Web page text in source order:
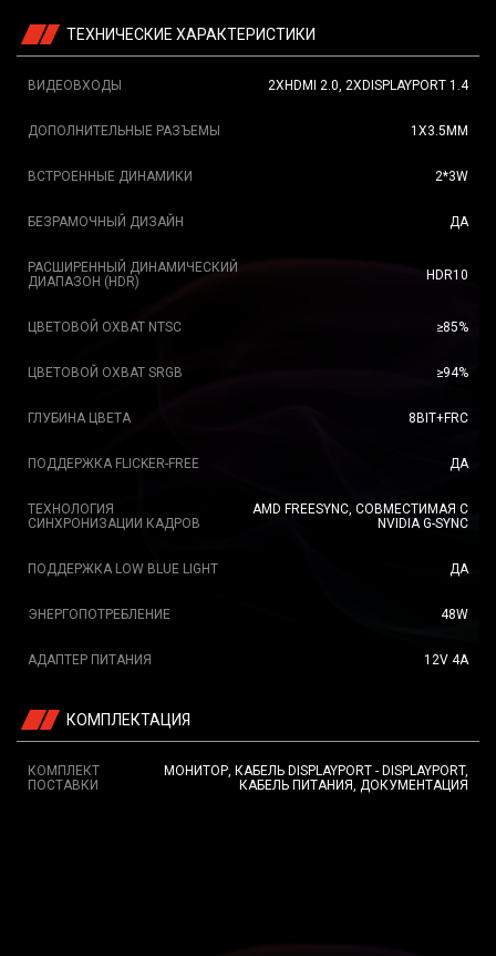
ТЕХНИЧЕСКИЕ ХАРАКТЕРИСТИКИ
ВИДЕОВХОДЫ 2XHDMI 2.0, 2XDISPLAYPORT 1.4
ДОПОЛНИТЕЛЬНЫЕ РАЗЪЕМЫ 1X3.5ММ
ВСТРОЕННЫЕ ДИНАМИКИ 2*3W
БЕЗРАМОЧНЫЙ ДИЗАЙН ДА
РАСШИРЕННЫЙ ДИНАМИЧЕСКИЙ
ДИАПАЗОН (HDR)
HDR10
ЦВЕТОВОЙ ОХВАТ NTSC ≥85%
ЦВЕТОВОЙ ОХВАТ SRGB ≥94%
ГЛУБИНА ЦВЕТА 8BIT+FRC
ПОДДЕРЖКА FLICKER-FREE ДА
ТЕХНОЛОГИЯ
СИНХРОНИЗАЦИИ КАДРОВ
AMD FREESYNC, СОВМЕСТИМАЯ С
NVIDIA G-SYNC
ПОДДЕРЖКА LOW BLUE LIGHT ДА
ЭНЕРГОПОТРЕБЛЕНИЕ 48W
АДАПТЕР ПИТАНИЯ 12V 4A
КОМПЛЕКТАЦИЯ
КОМПЛЕКТ
ПОСТАВКИ
МОНИТОР, КАБЕЛЬ DISPLAYPORT - DISPLAYPORT,
КАБЕЛЬ ПИТАНИЯ, ДОКУМЕНТАЦИЯ